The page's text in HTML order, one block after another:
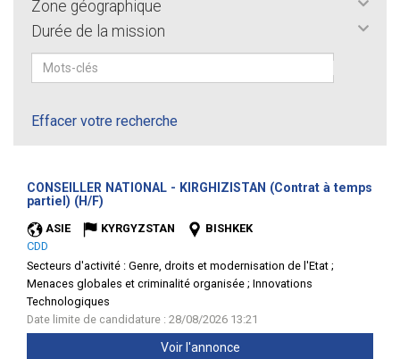
Zone géographique
Durée de la mission
Effacer votre recherche
CONSEILLER NATIONAL - KIRGHIZISTAN (Contrat à temps
partiel) (H/F)
ASIE KYRGYZSTAN
BISHKEK
CDD
Secteurs d'activité : Genre, droits et modernisation de l'Etat ;
Menaces globales et criminalité organisée ; Innovations
Technologiques
Date limite de candidature : 28/08/2026 13:21
Voir l'annonce